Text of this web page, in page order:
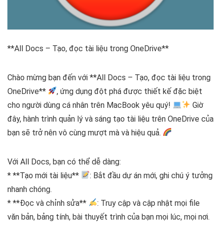
**All Docs – Tạo, đọc tài liệu trong OneDrive**
Chào mừng bạn đến với **All Docs – Tạo, đọc tài liệu trong
OneDrive**
, ứng dụng đột phá được thiết kế đặc biệt
cho người dùng cá nhân trên MacBook yêu quý!
Giờ
đây, hành trình quản lý và sáng tạo tài liệu trên OneDrive của
bạn sẽ trở nên vô cùng mượt mà và hiệu quả.
Với All Docs, bạn có thể dễ dàng:
* **Tạo mới tài liệu**
: Bắt đầu dự án mới, ghi chú ý tưởng
nhanh chóng.
* **Đọc và chỉnh sửa**
: Truy cập và cập nhật mọi file
văn bản, bảng tính, bài thuyết trình của bạn mọi lúc, mọi nơi.